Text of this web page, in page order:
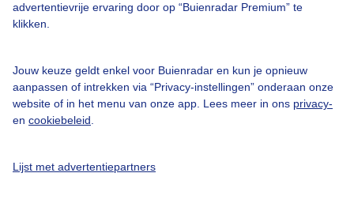
advertentievrije ervaring door op “Buienradar Premium” te
klikken.
Jouw keuze geldt enkel voor Buienradar en kun je opnieuw
aanpassen of intrekken via “Privacy-instellingen” onderaan onze
website of in het menu van onze app. Lees meer in ons privacy-
en cookiebeleid
Lijst met advertentiepartners
Adverteren
Cookie beleid
Privacy instellingen